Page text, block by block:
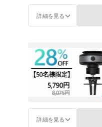
詳細を見る
詳細を見る